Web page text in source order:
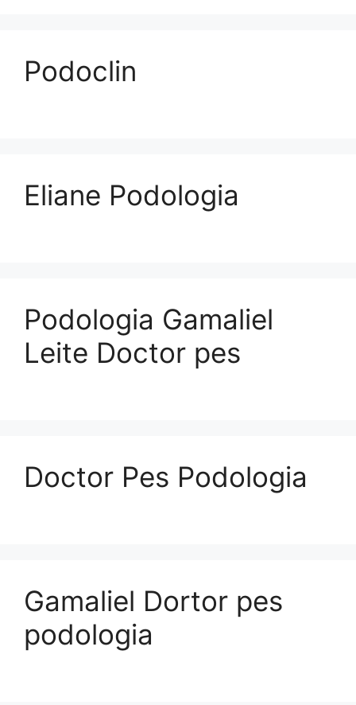
Podoclin
Eliane Podologia
Podologia Gamaliel
Leite Doctor pes
Doctor Pes Podologia
Gamaliel Dortor pes
podologia